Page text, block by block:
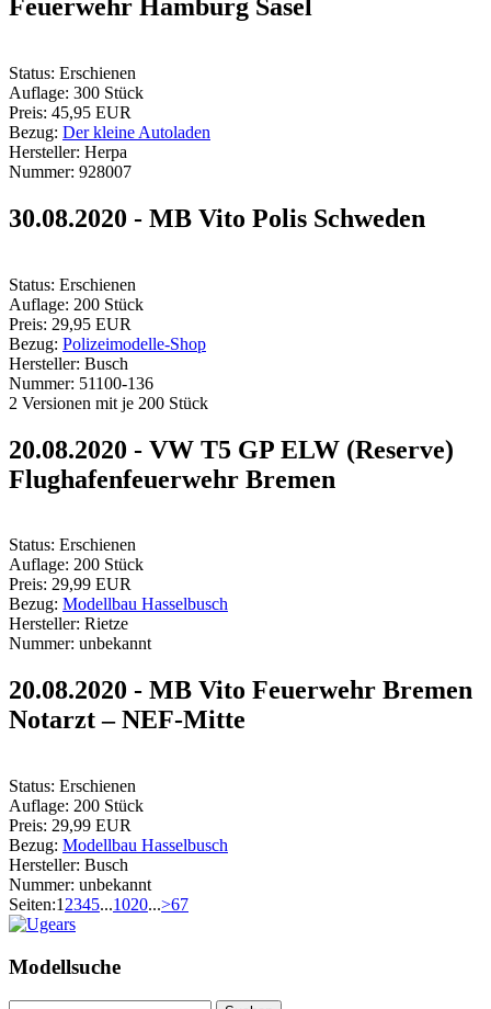
Feuerwehr Hamburg Sasel
Status: Erschienen
Auflage: 300 Stück
Preis: 45,95 EUR
Bezug: Der kleine Autoladen
Hersteller: Herpa
Nummer: 928007
30.08.2020 - MB Vito Polis Schweden
Status: Erschienen
Auflage: 200 Stück
Preis: 29,95 EUR
Bezug: Polizeimodelle-Shop
Hersteller: Busch
Nummer: 51100-136
2 Versionen mit je 200 Stück
20.08.2020 - VW T5 GP ELW (Reserve)
Flughafenfeuerwehr Bremen
Status: Erschienen
Auflage: 200 Stück
Preis: 29,99 EUR
Bezug: Modellbau Hasselbusch
Hersteller: Rietze
Nummer: unbekannt
20.08.2020 - MB Vito Feuerwehr Bremen
Notarzt – NEF-Mitte
Status: Erschienen
Auflage: 200 Stück
Preis: 29,99 EUR
Bezug: Modellbau Hasselbusch
Hersteller: Busch
Nummer: unbekannt
Seiten:1 2345...1020...>67
Modellsuche